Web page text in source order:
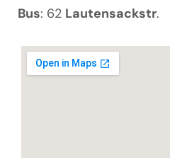
Bus: 62 Lautensackstr.